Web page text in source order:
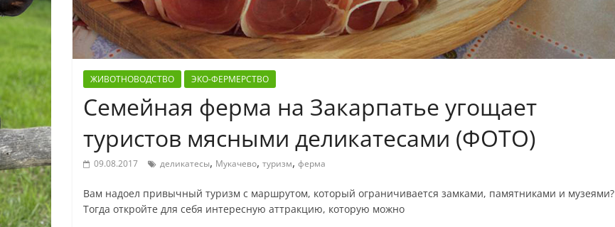
ЖИВОТНОВОДСТВО ЭКО-ФЕРМЕРСТВО
Семейная ферма на Закарпатье угощает
туристов мясными деликатесами (ФОТО)
09.08.2017 деликатесы, Мукачево, туризм, ферма
Вам надоел привычный туризм с маршрутом, который ограничивается замками, памятниками и музеями?
Тогда откройте для себя интересную аттракцию, которую можно